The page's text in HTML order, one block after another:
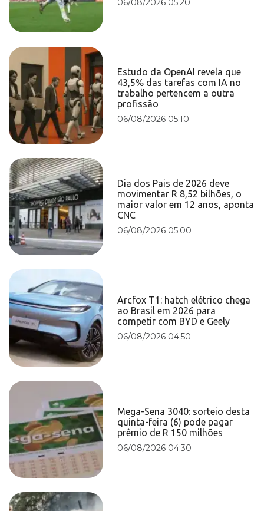
Estudo da OpenAI revela que
43,5% das tarefas com IA no
trabalho pertencem a outra
profissão
06/08/2026 05:10
Dia dos Pais de 2026 deve
movimentar R 8,52 bilhões, o
maior valor em 12 anos, aponta
CNC
06/08/2026 05:00
Arcfox T1: hatch elétrico chega
ao Brasil em 2026 para
competir com BYD e Geely
06/08/2026 04:50
Mega-Sena 3040: sorteio desta
quinta-feira (6) pode pagar
prêmio de R 150 milhões
06/08/2026 04:30